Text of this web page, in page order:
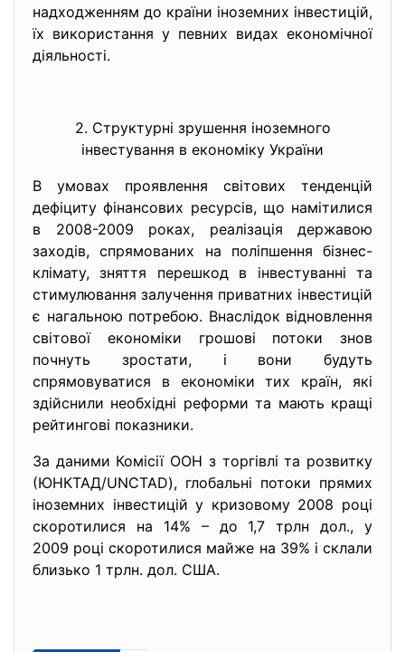
надходженням до країни іноземних інвестицій,
їх використання у певних видах економічної
діяльності.
2. Структурні зрушення іноземного
інвестування в економіку України
В умовах проявлення світових тенденцій
дефіциту фінансових ресурсів, що намітилися
в 2008-2009 роках, реалізація державою
заходів, спрямованих на поліпшення бізнес-
клімату, зняття перешкод в інвестуванні та
стимулювання залучення приватних інвестицій
є нагальною потребою. Внаслідок відновлення
світової економіки грошові потоки знов
почнуть зростати, і вони будуть
спрямовуватися в економіки тих країн, які
здійснили необхідні реформи та мають кращі
рейтингові показники.
За даними Комісії ООН з торгівлі та розвитку
(ЮНКТАД/UNCTAD), глобальні потоки прямих
іноземних інвестицій у кризовому 2008 році
скоротилися на 14% – до 1,7 трлн дол., у
2009 році скоротилися майже на 39% і склали
близько 1 трлн. дол. США.